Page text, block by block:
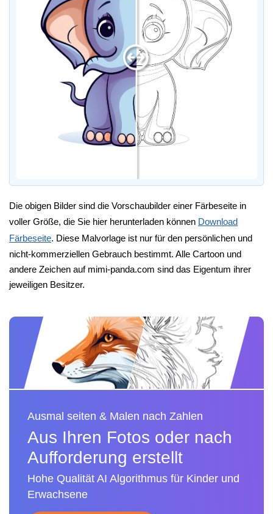
Die obigen Bilder sind die Vorschaubilder einer Färbeseite in
voller Größe, die Sie hier herunterladen können Download
Färbeseite. Diese Malvorlage ist nur für den persönlichen und
nicht-kommerziellen Gebrauch bestimmt. Alle Cartoon und
andere Zeichen auf mimi-panda.com sind das Eigentum ihrer
jeweiligen Besitzer.
Ausmal seiten & Malen nach Zahlen
Aus Ihren Fotos oder nach
Aufforderung erstellt
Hohe Qualität AI Algorithmus für Kinder und
Erwachsene